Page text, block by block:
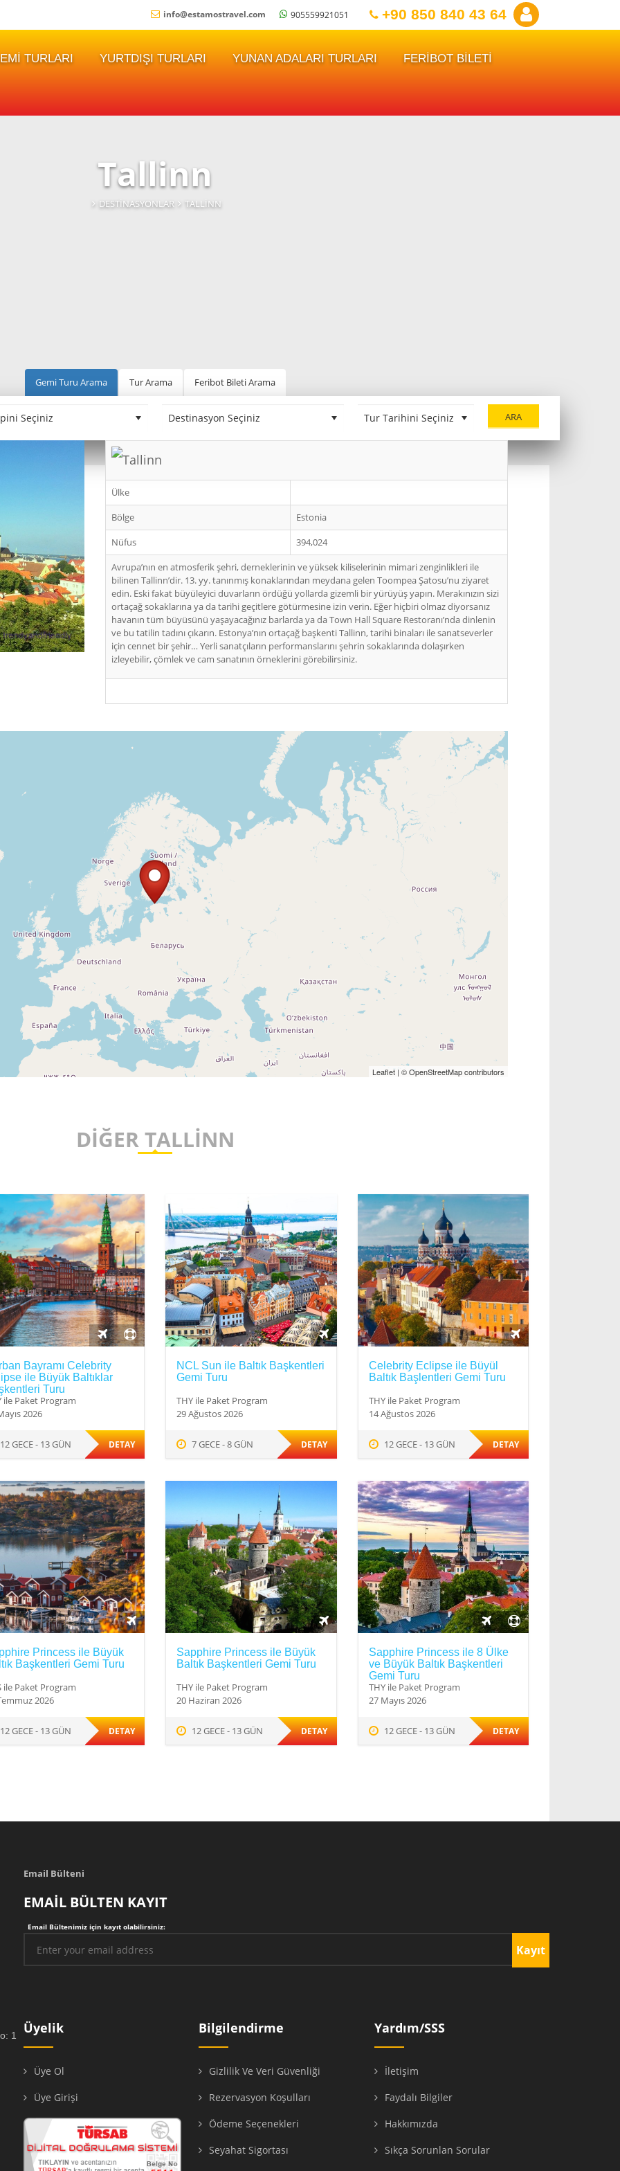
+90 850 840 43 64
905559921051
info@estamostravel.com
TURLARI YURTDIŞI TURLARI YUNAN ADALARI TURLARI FERİBOT BİLETİ
Tallinn
DESTINASYONLAR TALLINN
Gemi Turu Arama Tur Arama Feribot Bileti Arama
ARA
Tallinn
Ülke
Bölge
Estonia
Nüfus
394,024
Avrupa’nın en atmosferik şehri, derneklerinin ve yüksek kiliselerinin mimari zenginlikleri ile
bilinen Tallinn’dir. 13. yy. tanınmış konaklarından meydana gelen Toompea Şatosu’nu ziyaret
edin. Eski fakat büyüleyici duvarların ördüğü yollarda gizemli bir yürüyüş yapın. Merakınızın sizi
ortaçağ sokaklarına ya da tarihi geçitlere götürmesine izin verin. Eğer hiçbiri olmaz diyorsanız
havanın tüm büyüsünü yaşayacağınız barlarda ya da Town Hall Square Restoranı’nda dinlenin
ve bu tatilin tadını çıkarın. Estonya’nın ortaçağ başkenti Tallinn, tarihi binaları ile sanatseverler
için cennet bir şehir… Yerli sanatçıların performanslarını şehrin sokaklarında dolaşırken
izleyebilir, çömlek ve cam sanatının örneklerini görebilirsiniz.
Leaflet | ©OpenStreetMapcontributors
DIĞER TALLINN
Bayramı Celebrity
ile Büyük Baltıklar
Turu
ile Paket Program
2026
12 GECE - 13 GÜN DETAY
NCL Sun ile Baltık Başkentleri
Gemi Turu
THY ile Paket Program
29 Ağustos 2026
7 GECE - 8 GÜN DETAY
Celebrity Eclipse ile Büyül
Baltık Başlentleri Gemi Turu
THY ile Paket Program
14 Ağustos 2026
12 GECE - 13 GÜN DETAY
Princess ile Büyük
Başkentleri Gemi Turu
ile Paket Program
2026
12 GECE - 13 GÜN DETAY
Sapphire Princess ile Büyük
Baltık Başkentleri Gemi Turu
THY ile Paket Program
20 Haziran 2026
12 GECE - 13 GÜN DETAY
Sapphire Princess ile 8 Ülke
ve Büyük Baltık Başkentleri
Gemi Turu
THY ile Paket Program
27 Mayıs 2026
12 GECE - 13 GÜN DETAY
1
Email Bülteni
EMAİL BÜLTEN KAYIT
Email Bültenimiz için kayıt olabilirsiniz:
Kayıt
Üyelik
Üye Ol
Üye Girişi
Bilgilendirme
Gizlilik Ve Veri Güvenliği
Rezervasyon Koşulları
Ödeme Seçenekleri
Seyahat Sigortası
Yardım/SSS
İletişim
Faydalı Bilgiler
Hakkımızda
Sıkça Sorunlan Sorular